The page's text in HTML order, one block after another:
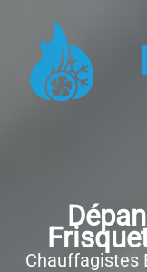
contenu
Chauffagistes